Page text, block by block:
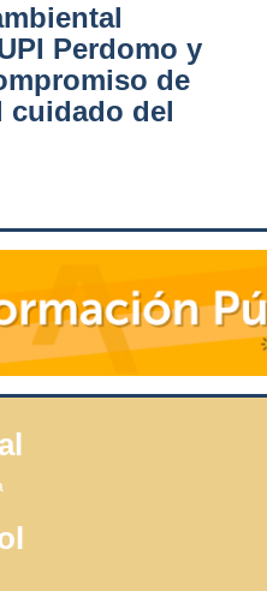
Perdomo y
de
cuidado del